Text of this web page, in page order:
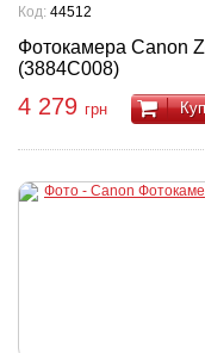
Фотокамера Canon
(3884C008)
Код: 44512
4 279 грн